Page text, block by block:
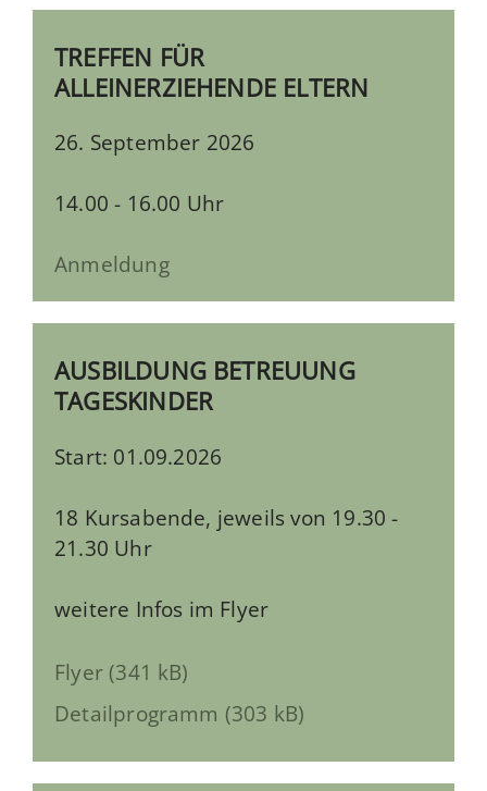
TREFFEN FÜR
ALLEINERZIEHENDE ELTERN
26. September 2026
14.00 - 16.00 Uhr
Anmeldung
AUSBILDUNG BETREUUNG
TAGESKINDER
Start: 01.09.2026
18 Kursabende, jeweils von 19.30 -
21.30 Uhr
weitere Infos im Flyer
Flyer (341 kB)
Detailprogramm (303 kB)